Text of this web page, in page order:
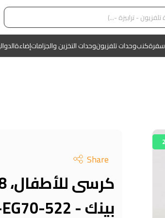
سفرةكنبوحدات تلفزيونوحدات التخزين والجزاماتإضاءة
Share
بينك - KM-EG70-522